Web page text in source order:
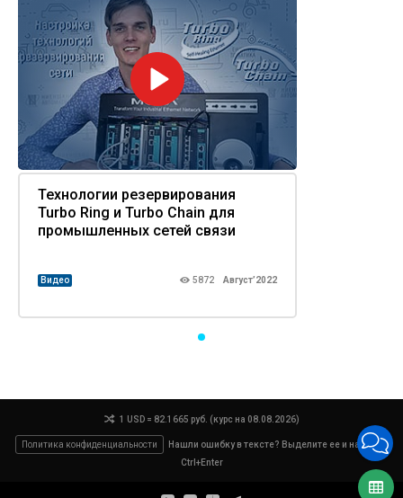
Технологии резервирования
Turbo Ring и Turbo Chain для
промышленных сетей связи
Видео 5872 Август’2022
1 USD = 82.1665 руб. (курс на 08.08.2026)
Политика конфиденциальности
Нашли ошибку в тексте? Выделите ее и нажмите
Ctrl+Enter